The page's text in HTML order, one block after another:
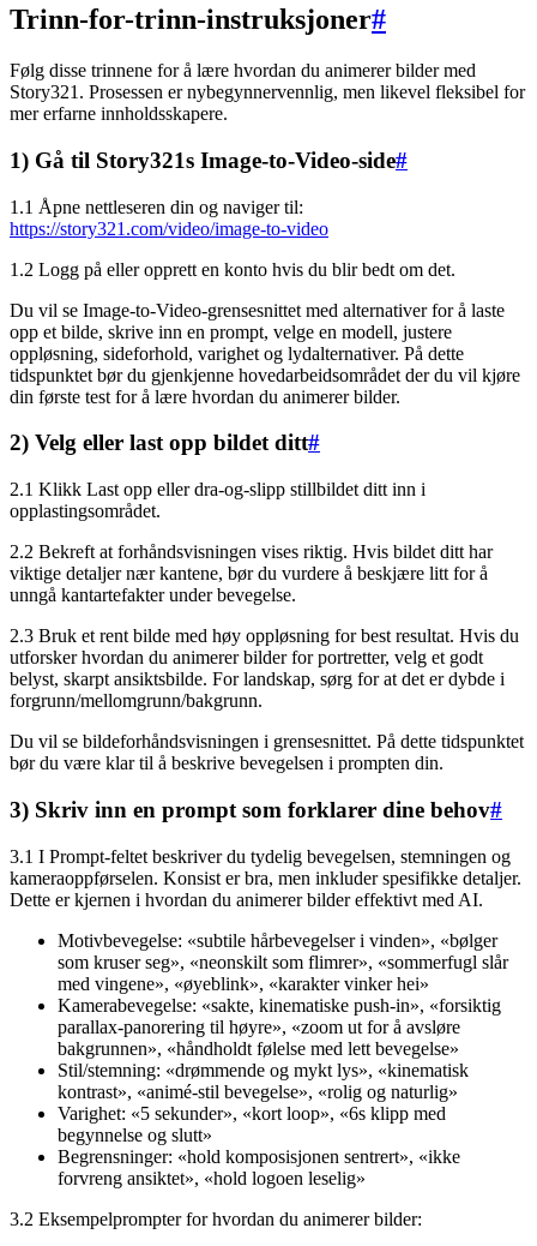
Trinn-for-trinn-instruksjoner#
Følg disse trinnene for å lære hvordan du animerer bilder med
Story321. Prosessen er nybegynnervennlig, men likevel fleksibel for
mer erfarne innholdsskapere.
1) Gå til Story321s Image-to-Video-side#
1.1 Åpne nettleseren din og naviger til:
https://story321.com/video/image-to-video
1.2 Logg på eller opprett en konto hvis du blir bedt om det.
Du vil se Image-to-Video-grensesnittet med alternativer for å laste
opp et bilde, skrive inn en prompt, velge en modell, justere
oppløsning, sideforhold, varighet og lydalternativer. På dette
tidspunktet bør du gjenkjenne hovedarbeidsområdet der du vil kjøre
din første test for å lære hvordan du animerer bilder.
2) Velg eller last opp bildet ditt#
2.1 Klikk Last opp eller dra-og-slipp stillbildet ditt inn i
opplastingsområdet.
2.2 Bekreft at forhåndsvisningen vises riktig. Hvis bildet ditt har
viktige detaljer nær kantene, bør du vurdere å beskjære litt for å
unngå kantartefakter under bevegelse.
2.3 Bruk et rent bilde med høy oppløsning for best resultat. Hvis du
utforsker hvordan du animerer bilder for portretter, velg et godt
belyst, skarpt ansiktsbilde. For landskap, sørg for at det er dybde i
forgrunn/mellomgrunn/bakgrunn.
Du vil se bildeforhåndsvisningen i grensesnittet. På dette tidspunktet
bør du være klar til å beskrive bevegelsen i prompten din.
3) Skriv inn en prompt som forklarer dine behov#
3.1 I Prompt-feltet beskriver du tydelig bevegelsen, stemningen og
kameraoppførselen. Konsist er bra, men inkluder spesifikke detaljer.
Dette er kjernen i hvordan du animerer bilder effektivt med AI.
Motivbevegelse: «subtile hårbevegelser i vinden», «bølger
som kruser seg», «neonskilt som flimrer», «sommerfugl slår
med vingene», «øyeblink», «karakter vinker hei»
Kamerabevegelse: «sakte, kinematiske push-in», «forsiktig
parallax-panorering til høyre», «zoom ut for å avsløre
bakgrunnen», «håndholdt følelse med lett bevegelse»
Stil/stemning: «drømmende og mykt lys», «kinematisk
kontrast», «animé-stil bevegelse», «rolig og naturlig»
Varighet: «5 sekunder», «kort loop», «6s klipp med
begynnelse og slutt»
Begrensninger: «hold komposisjonen sentrert», «ikke
forvreng ansiktet», «hold logoen leselig»
3.2 Eksempelprompter for hvordan du animerer bilder: